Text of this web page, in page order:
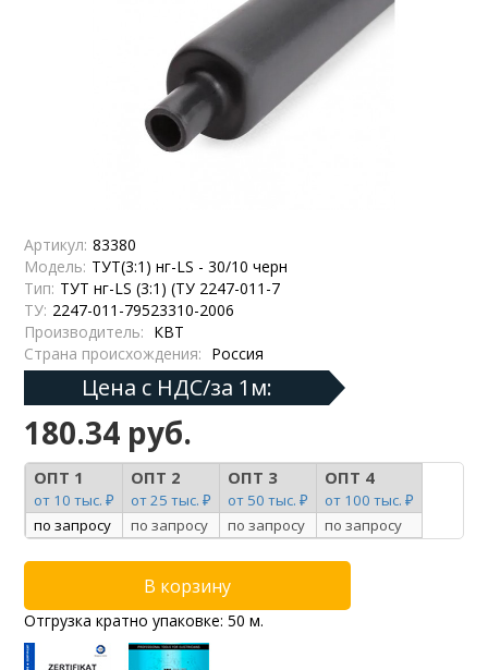
Артикул: 83380
Модель: ТУТ(3:1) нг-LS - 30/10 черн
Тип: ТУТ нг-LS (3:1) (ТУ 2247-011-7
ТУ: 2247-011-79523310-2006
Производитель: КВТ
Страна происхождения: Россия
Цена с НДС/за 1м:
180.34 руб.
ОПТ 1
от 10 тыс. ₽
ОПТ 2
от 25 тыс. ₽
ОПТ 3
от 50 тыс. ₽
ОПТ 4
от 100 тыс. ₽
по запросу
по запросу по запросу по запросу
Отгрузка кратно упаковке: 50 м.